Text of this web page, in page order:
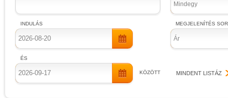
INDULÁS
ÉS
KÖZÖTT
Mindegy
MEGJELENÍTÉS
Ár
MINDENT LISTÁZ